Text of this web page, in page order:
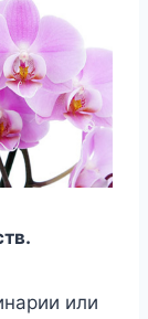
или